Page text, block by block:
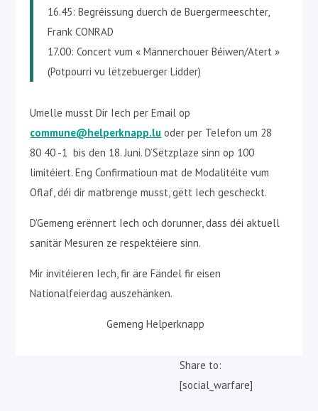
16.45: Begréissung duerch de Buergermeeschter,
Frank CONRAD
17.00: Concert vum « Männerchouer Béiwen/Atert »
(Potpourri vu lëtzebuerger Lidder)
Umelle musst Dir Iech per Email op
commune@helperknapp.lu oder per Telefon um 28
80 40 -1 bis den 18. Juni. D’Sëtzplaze sinn op 100
limitéiert. Eng Confirmatioun mat de Modalitéite vum
Oflaf, déi dir matbrenge musst, gëtt Iech gescheckt.
D’Gemeng erënnert Iech och dorunner, dass déi aktuell
sanitär Mesuren ze respektéiere sinn.
Mir invitéieren Iech, fir äre Fändel fir eisen
Nationalfeierdag auszehänken.
Gemeng Helperknapp
Share to:
[social_warfare]